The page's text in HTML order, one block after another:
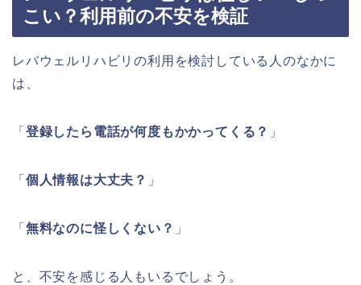
こい？利用前の不安を検証
レバウェルリハビリの利用を検討している人のなかに
は、
「 登録したら電話が何度もかかってくる？ 」
「 個人情報は大丈夫？ 」
「 無料なのに怪しくない？ 」
と、不安を感じる人もいるでしょう。